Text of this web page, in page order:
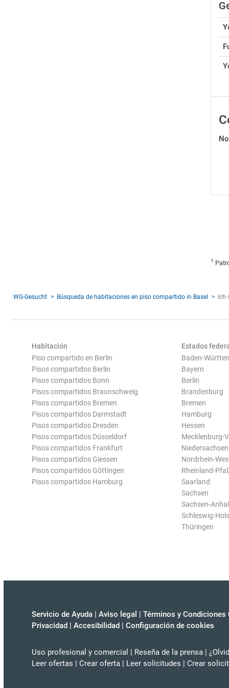
1
WG-Gesucht Búsqueda de habitaciones en piso compartido in Basel Ich
Habitación
Piso compartido en Berlin
Pisos compartidos Berlin
Pisos compartidos Bonn
Pisos compartidos Braunschweig
Pisos compartidos Bremen
Pisos compartidos Darmstadt
Pisos compartidos Dresden
Pisos compartidos Düsseldorf
Pisos compartidos Frankfurt
Pisos compartidos Giessen
Pisos compartidos Göttingen
Pisos compartidos Hamburg
Estados
Baden-
Bayern
Berlin
Brandenburg
Bremen
Hamburg
Hessen
Mecklenburg-
Niedersachsen
Nordrhein-
Rheinland-
Saarland
Sachsen
Sachsen-
Schleswig-
Thüringen
Servicio de Ayuda | Aviso legal | Términos y Condiciones
Privacidad | Accesibilidad | Configuración de cookies
Uso profesional y comercial | Reseña de la prensa |
Leer ofertas | Crear oferta | Leer solicitudes | Crear